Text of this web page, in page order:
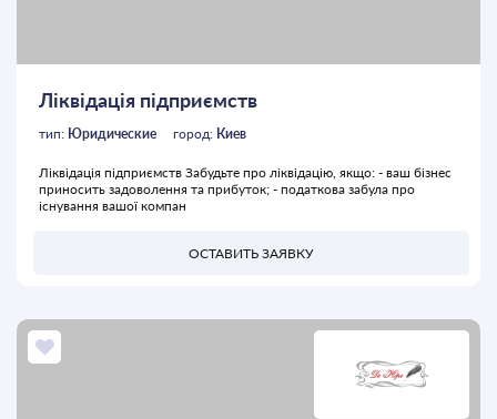
Ліквідація підприємств
тип: Юридические город: Киев
Ліквідація підприємств Забудьте про ліквідацію, якщо: - ваш бізнес
приносить задоволення та прибуток; - податкова забула про
існування вашої компан
ОСТАВИТЬ ЗАЯВКУ